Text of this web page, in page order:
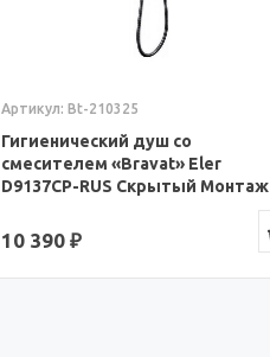
Артикул: Bt-210325
Гигиенический душ со
смесителем «Bravat» Eler
D9137CP-RUS Скрытый Монтаж
10 390 ₽